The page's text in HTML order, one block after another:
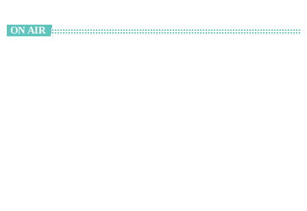
ON AIR